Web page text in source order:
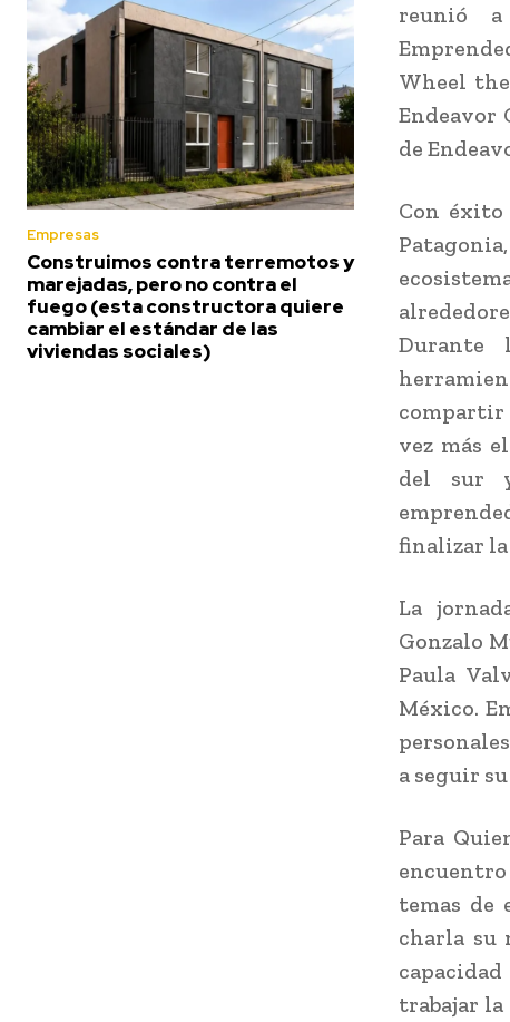
Empresas
Construimos contra terremotos y
marejadas, pero no contra el
fuego (esta constructora quiere
cambiar el estándar de las
viviendas sociales)
reunió a
Wheel
Endeavor
de
Con
Durante
compartir
vez más
del sur
finalizar
La
Gonzalo
Paula
México.
a seguir
Para
temas de
charla su
trabajar la